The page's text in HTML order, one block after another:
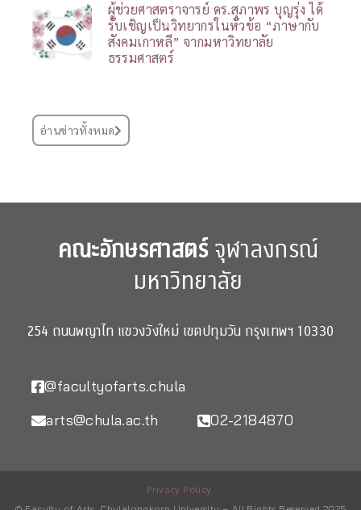
ผู้ช่วยศาสตราจารย์ ดร.สุภาพร บุญรุ่ง ได้
รับเชิญเป็นวิทยากรในหัวข้อ “ภาษากับ
สังคมเกาหลี” จากมหาวิทยาลัย
ธรรมศาสตร์
อ่านข่าวทั้งหมด
คณะอักษรศาสตร์จุฬาลงกรณ์
มหาวิทยาลัย
254 ถนนพญาไท แขวงวังใหม่ เขตปทุมวัน กรุงเทพฯ 10330
@facultyofarts.chula
arts@chula.ac.th
02-2184870
Privacy Policy